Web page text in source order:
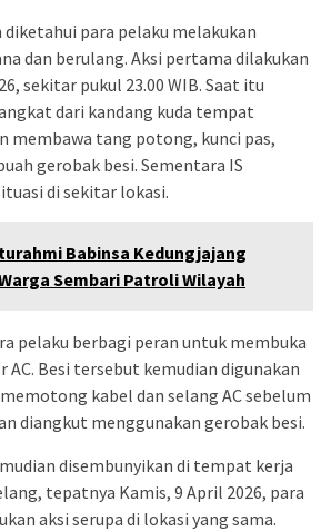
para pelaku melakukan
dan berulang. Aksi pertama dilakukan
sekitar pukul 23.00 WIB. Saat itu
dari kandang kuda tempat
membawa tang potong, kunci pas,
gerobak besi. Sementara IS
di sekitar lokasi.
Babinsa Kedungjajang
Sembari Patroli Wilayah
pelaku berbagi peran untuk membuka
Besi tersebut kemudian digunakan
kabel dan selang AC sebelum
diangkut menggunakan gerobak besi.
disembunyikan di tempat kerja
tepatnya Kamis, 9 April 2026, para
aksi serupa di lokasi yang sama.